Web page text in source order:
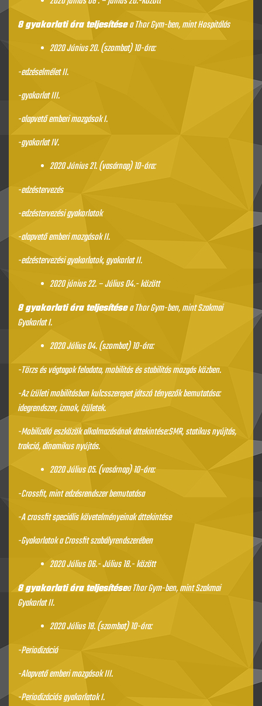
8 gyakorlati óra teljesítésea Thor Gym-ben, mint Hospitálás
2020 Június 20. (szombat) 10-óra:
-edzéselmélet II.
-gyakorlat III.
-alapvető emberi mozgások I.
-gyakorlat IV.
2020 Június 21. (vasárnap) 10-óra:
-edzéstervezés
-edzéstervezési gyakorlatok
-alapvető emberi mozgások II.
-edzéstervezési gyakorlatok, gyakorlat II.
2020 június 22. – Július 04.- között
8 gyakorlati óra teljesítésea Thor Gym-ben, mint Szakmai
Gyakorlat I.
2020 Július 04. (szombat) 10-óra:
-Törzs és végtagok feladata, mobilitás és stabilitás mozgás közben.
-Az ízületi mobilitásban kulcsszerepet játszó tényezők bemutatása:
idegrendszer, izmok, ízületek.
-Mobilizáló eszközök alkalmazásának áttekintése:SMR, statikus nyújtás,
trakció, dinamikus nyújtás.
2020 Július 05. (vasárnap) 10-óra:
-Crossfit, mint edzésrendszer bemutatása
-A crossfit speciális követelményeinak áttekintése
-Gyakorlatok a Crossfit szabályrendszerében
2020 Július 06.- Július 18.- között
8 gyakorlati óra teljesítésea Thor Gym-ben, mint Szakmai
Gyakorlat II.
2020 Július 18. (szombat) 10-óra:
-Periodizáció
-Alapvető emberi mozgások III.
-Periodizációs gyakorlatok I.